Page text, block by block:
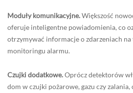
Moduły komunikacyjne.Większość
oferuje inteligentne powiadomienia, co
otrzymywać informacje o zdarzeniach
monitoringu alarmu.
Czujki dodatkowe.Oprócz detektorów
dom w czujki pożarowe, gazu czy